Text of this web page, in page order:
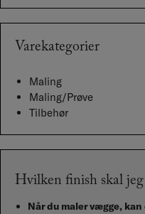
Varekategorier
Maling
Maling/Prøve
Tilbehør
Hvilken finish skal
Når du maler vægge,